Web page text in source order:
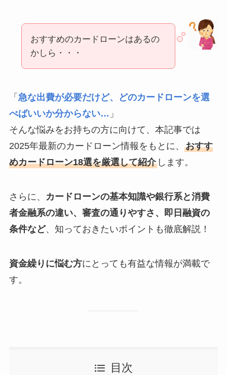
おすすめのカードローンはあるの
かしら・・・
「 急な出費が必要だけど、どのカードローンを選
べばいいか分からない… 」
そんな悩みをお持ちの方に向けて、本記事では
2025年最新のカードローン情報をもとに、 おすす
めカードローン18選を厳選して紹介します。
さらに、
カードローンの基本知識や銀行系と消費
者金融系の違い、審査の通りやすさ、即日融資の
条件など、知っておきたいポイントも徹底解説！
資金繰りに悩む方にとっても有益な情報が満載で
す。
目次